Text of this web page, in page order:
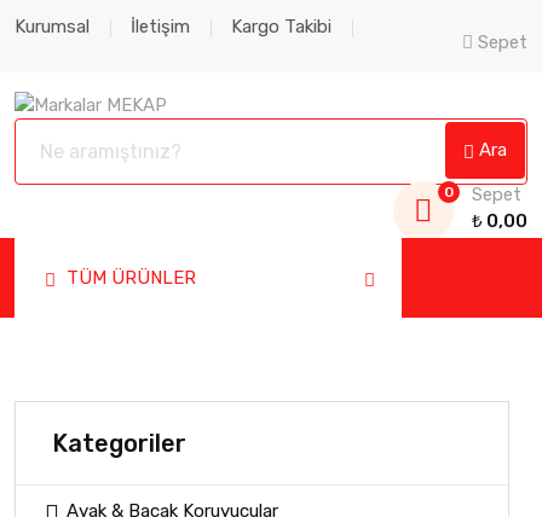
Kurumsal İletişim Kargo Takibi
Sepet
Ara
0
Sepet
₺ 0,00
TÜM ÜRÜNLER
Kategoriler
Ayak & Bacak Koruyucular